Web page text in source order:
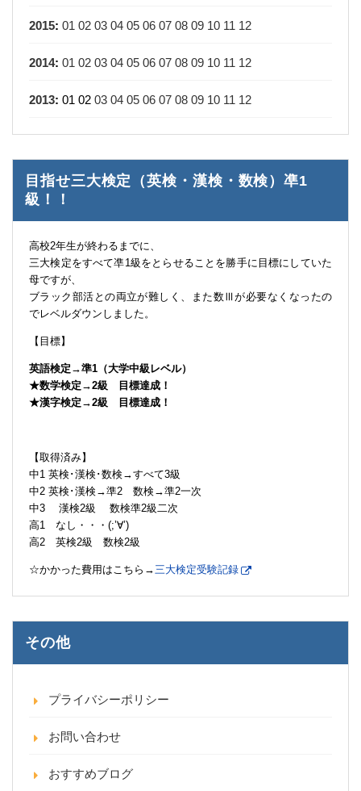
2015: 01 02 03 04 05 06 07 08 09 10 11 12
2014: 01 02 03 04 05 06 07 08 09 10 11 12
2013: 01 02 03 04 05 06 07 08 09 10 11 12
目指せ三大検定（英検・漢検・数検）凖1
級！！
高校2年生が終わるまでに、
三大検定をすべて凖1級をとらせることを勝手に目標にしていた
母ですが、
ブラック部活との両立が難しく、また数Ⅲが必要なくなったの
でレベルダウンしました。
【目標】
英語検定→準1（大学中級レベル）
★数学検定→2級 目標達成！
★漢字検定→2級 目標達成！
【取得済み】
中1 英検･漢検･数検→すべて3級
中2 英検･漢検→準2 数検→準2一次
中3 漢検2級 数検準2級二次
高1 なし・・・(;’∀’)
高2 英検2級 数検2級
☆かかった費用はこちら→三大検定受験記録
その他
プライバシーポリシー
お問い合わせ
おすすめブログ